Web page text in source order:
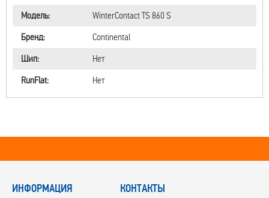
Модель:
WinterContact TS 860 S
Бренд:
Continental
Шип:
Нет
RunFlat:
Нет
ИНФОРМАЦИЯ КОНТАКТЫ